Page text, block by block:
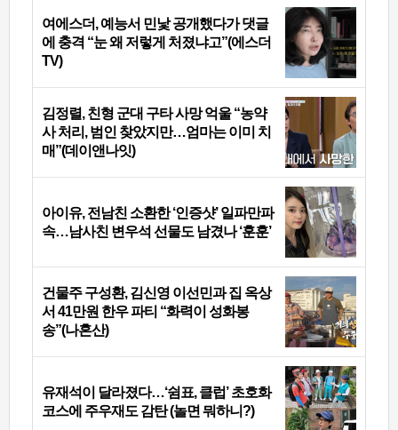
여에스더, 예능서 민낯 공개했다가 댓글
에 충격 “눈 왜 저렇게 처졌냐고”(에스더
TV)
김정렬, 친형 군대 구타 사망 억울 “농약
사 처리, 범인 찾았지만…엄마는 이미 치
매”(데이앤나잇)
아이유, 전남친 소환한 ‘인증샷’ 일파만파
속…남사친 변우석 선물도 남겼나 ‘훈훈’
건물주 구성환, 김신영 이선민과 집 옥상
서 41만원 한우 파티 “화력이 성화봉
송”(나혼산)
유재석이 달라졌다…‘쉼표, 클럽’ 초호화
코스에 주우재도 감탄 (놀면 뭐하니?)